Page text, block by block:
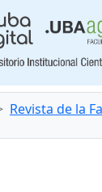
Revista de la